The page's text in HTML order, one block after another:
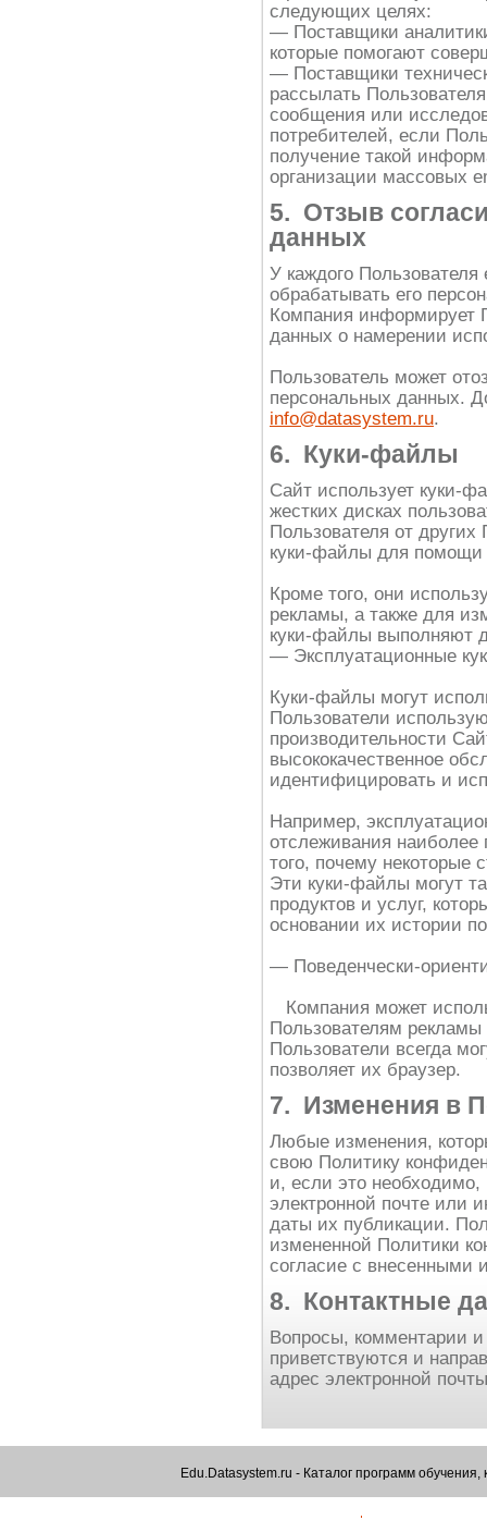
следующих целях:
— Поставщики
которые помогают
— Поставщики
рассылать
сообщения или
потребителей, если
получение такой
организации массовых
5. Отзыв
данных
У каждого
обрабатывать его
Компания информирует
данных о намерении
Пользователь может
персональных данных.
info@datasystem.ru.
6. Куки-файлы
Сайт использует куки-
жестких дисках
Пользователя от
куки-файлы для помощи
Кроме того, они
рекламы, а также для
куки-файлы выполняют
— Эксплуатационные
Куки-файлы могут
Пользователи
производительности
высококачественное
идентифицировать и
Например,
отслеживания наиболее
того, почему
Эти куки-файлы могут
продуктов и услуг,
основании их истории
— Поведенчески-
Компания может
Пользователям
Пользователи всегда
позволяет их браузер.
7. Изменения в
Любые изменения,
свою Политику
и, если это необходимо,
электронной почте или
даты их публикации.
измененной Политики
согласие с внесенными
8. Контактные
Вопросы, комментарии
приветствуются и
адрес электронной
Edu.Datasystem.ru - Каталог программ